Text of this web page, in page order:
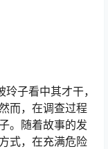
子看中其才干，
而，在调查过程
。随着故事的发
式，在充满危险